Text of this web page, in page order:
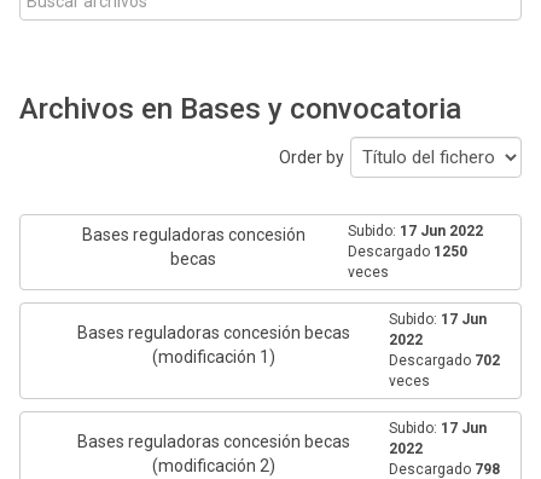
Archivos en Bases y convocatoria
Order by
Bases reguladoras concesión
becas
Subido: 17 Jun 2022
Descargado 1250
veces
Bases reguladoras concesión becas
(modificación 1)
Subido: 17 Jun
2022
Descargado 702
veces
Bases reguladoras concesión becas
(modificación 2)
Subido: 17 Jun
2022
Descargado 798